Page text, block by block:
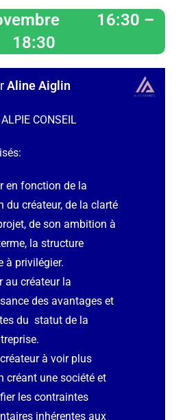
16:30 –
18:30
Aline Aiglin
CONSEIL
en fonction de la
du créateur, de la clarté
de son ambition à
la structure
à privilégier.
au créateur la
des avantages et
du statut de la
à voir plus
créant une société et
les contraintes
inhérentes aux